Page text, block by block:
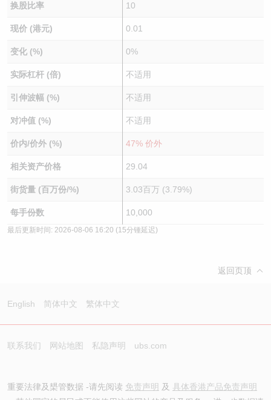
换股比率 10
现价 (港元) 0.01
变化 (%) 0%
实际杠杆 (倍) 不适用
引伸波幅 (%) 不适用
对冲值 (%) 不适用
价内/价外 (%) 47% 价外
相关资产价格 29.04
街货量 (百万份/%) 3.03百万 (3.79%)
每手份数 10,000
最后更新时间: 2026-08-06 16:20 (15分锺延迟)
返回页顶
English 简体中文 繁体中文
联系我们 网站地图 私隐声明 ubs.com
重要法律及槼管数据 -请先阅读 免责声明 及 具体香港产品免责声明